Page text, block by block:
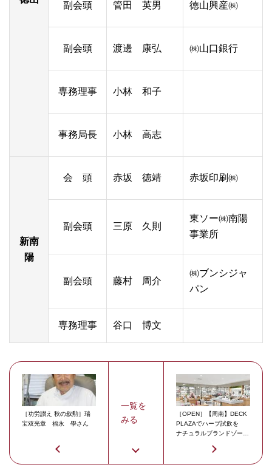
副会頭 管田 英男 徳山興産㈱
副会頭 渡邊 康弘 ㈱山口銀行
専務理事 小林 和子
事務局長 小林 高志
新南
陽
会 頭 赤坂 徳靖 赤坂印刷㈱
副会頭 三原 久則
東ソー㈱南陽
事業所
副会頭 藤村 周介
㈱ブンシジャ
パン
専務理事 谷口 博文
［功労讃え 秋の叙勲］瑞
宝双光章 福永 學さん
一覧を
みる
［OPEN］【周南】DECK
PLAZAでハーブ試飲を
ナチュラルブランドゾーン